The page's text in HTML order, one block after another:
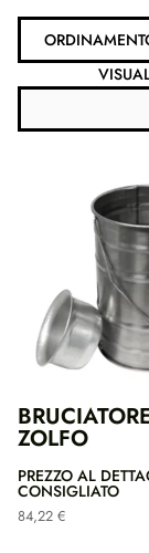
ZOLFO
PREZZO AL
CONSIGLIATO
84,22 €